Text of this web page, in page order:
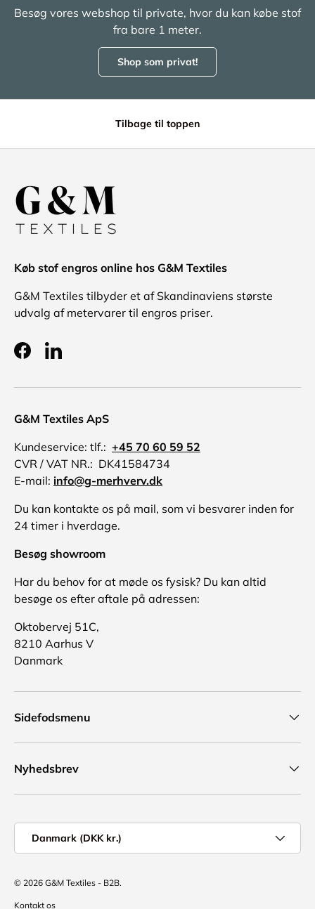
Besøg vores webshop til private, hvor du kan købe stof
fra bare 1 meter.
Shop som privat!
Tilbage til toppen
Køb stof engros online hos G&M Textiles
G&M Textiles tilbyder et af Skandinaviens største
udvalg af metervarer til engros priser.
FacebookLinkedIn
G&M Textiles ApS
Kundeservice: tlf.: +45 70 60 59 52
CVR / VAT NR.: DK41584734
E-mail: info@g-merhverv.dk
Du kan kontakte os på mail, som vi besvarer inden for
24 timer i hverdage.
Besøg showroom
Har du behov for at møde os fysisk? Du kan altid
besøge os efter aftale på adressen:
Oktobervej 51C,
8210 Aarhus V
Danmark
Sidefodsmenu
Nyhedsbrev
Danmark (DKK kr.)
© 2026 G&M Textiles - B2B.
Kontakt os